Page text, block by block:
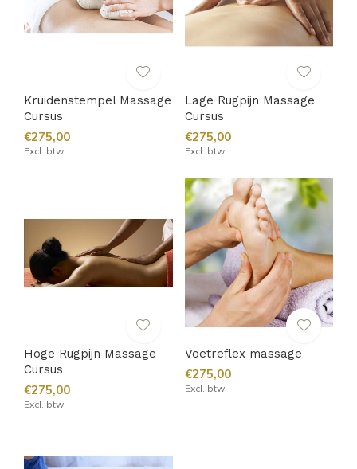
Kruidenstempel Massage
Cursus
€275,00
Excl. btw
Lage Rugpijn Massage
Cursus
€275,00
Excl. btw
Hoge Rugpijn Massage
Cursus
€275,00
Excl. btw
Voetreflex massage
€275,00
Excl. btw